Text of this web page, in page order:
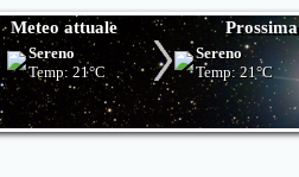
Meteo attuale
Sereno
Temp: 21°C
Sereno
Temp: 21°C